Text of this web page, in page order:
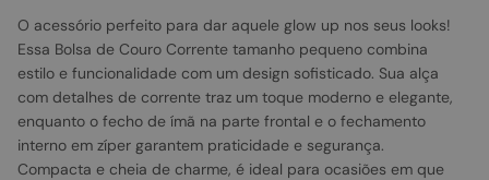
O acessório perfeito para dar aquele glow up nos seus looks!
Essa Bolsa de Couro Corrente tamanho pequeno combina
estilo e funcionalidade com um design sofisticado. Sua alça
com detalhes de corrente traz um toque moderno e elegante,
enquanto o fecho de ímã na parte frontal e o fechamento
interno em zíper garantem praticidade e segurança.
Compacta e cheia de charme, é ideal para ocasiões em que